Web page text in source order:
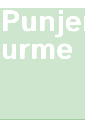
urme